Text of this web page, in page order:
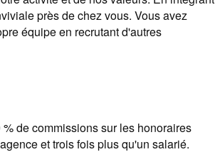
près de chez vous. Vous avez
équipe en recrutant d'autres
de commissions sur les honoraires
et trois fois plus qu'un salarié.